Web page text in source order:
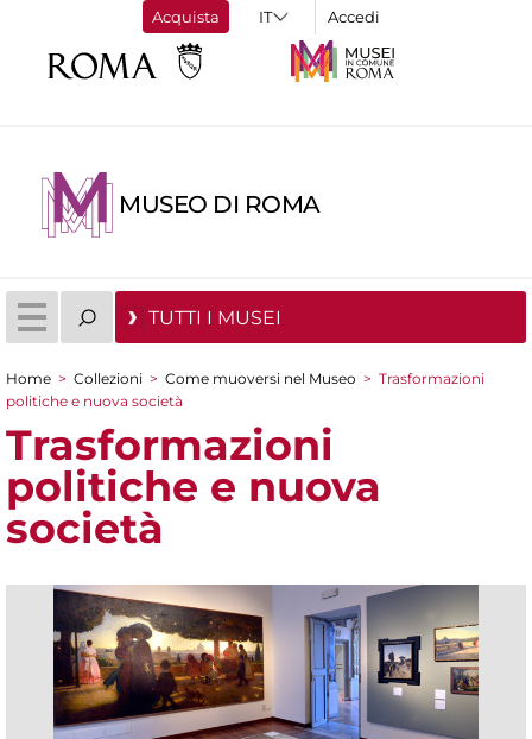
Acquista Accedi
MUSEO DI ROMA
TUTTI I MUSEI
Tu sei qui
Home > Collezioni > Come muoversi nel Museo > Trasformazioni
politiche e nuova società
Trasformazioni
politiche e nuova
società